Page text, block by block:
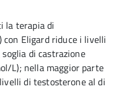
la terapia di
con Eligard riduce i livelli
di castrazione
L); nella maggior parte
di testosterone al di